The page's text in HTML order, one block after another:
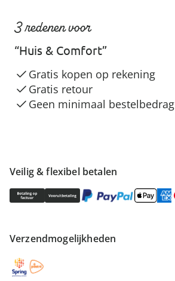
Veilig & flexibel betalen
Verzendmogelijkheden
3 redenen voor
“Huis & Comfort”
Gratis kopen op rekening
Gratis retour
Geen minimaal bestelbedrag